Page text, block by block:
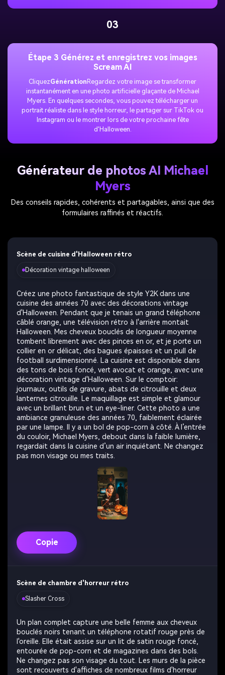
03
Étape 3 Générez et enregistrez vos images
Scream AI
CliquezGénération Regardez votre image se transformer
instantanément en une photo artificielle glaçante de Michael
Myers. En quelques secondes, vous pouvez télécharger un
portrait réaliste dans le style horreur, le partager sur TikTok ou
Instagram ou le montrer lors de votre prochaine fête
d'Halloween.
Générateur de photos AI Michael
Myers
Des conseils rapides, cohérents et partagables, ainsi que des
formulaires raffinés et réactifs.
Scène de cuisine d'Halloween rétro
Décoration vintage halloween
Créez une photo fantastique de style Y2K dans une
cuisine des années 70 avec des décorations vintage
d'Halloween. Pendant que je tenais un grand téléphone
câblé orange, une télévision rétro à l'arrière montait
Halloween. Mes cheveux bouclés de longueur moyenne
tombent librement avec des pinces en or, et je porte un
collier en or délicat, des bagues épaisses et un pull de
football surdimensionné. La cuisine est disponible dans
des tons de bois foncé, vert avocat et orange, avec une
décoration vintage d'Halloween. Sur le comptoir:
journaux, outils de gravure, abats de citrouille et deux
lanternes citrouille. Le maquillage est simple et glamour
avec un brillant brun et un eye-liner. Cette photo a une
ambiance granuleuse des années 70, faiblement éclairée
par une lampe. Il y a un bol de pop-corn à côté. À l’entrée
du couloir, Michael Myers, debout dans la faible lumière,
regardait dans la cuisine d’un air inquiétant. Ne changez
pas mon visage ou mes traits.
Copie
Scène de chambre d'horreur rétro
Slasher Cross
Un plan complet capture une belle femme aux cheveux
bouclés noirs tenant un téléphone rotatif rouge près de
l'oreille. Elle était assise sur un lit de satin rouge foncé,
entourée de pop-corn et de magazines dans des bols.
Ne changez pas son visage du tout. Les murs de la pièce
sont recouverts d'affiches de nombreux films d'horreur